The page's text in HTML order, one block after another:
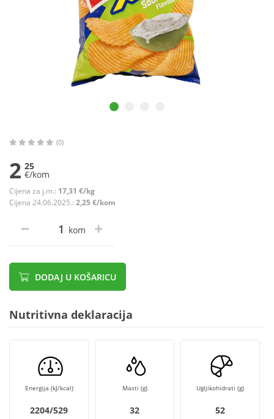
(0)
2 25
€/kom
Cijena za j.m.: 17,31 €/kg
Cijena 24.06.2025.: 2,25 €/kom
kom
DODAJ U KOŠARICU
Nutritivna deklaracija
Energija (kJ/kcal)
2204/529
Masti (g)
32
Ugljikohidrati (g)
52